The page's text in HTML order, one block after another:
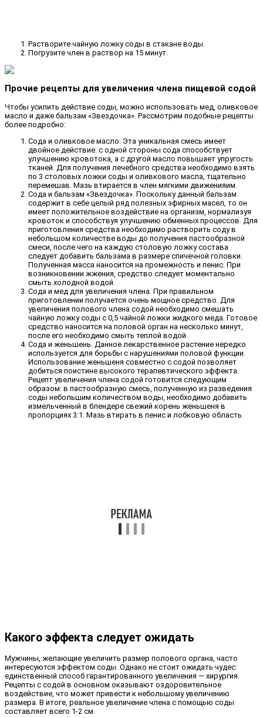
Растворите чайную ложку соды в стакане воды.
Погрузите член в раствор на 15 минут.
Прочие рецепты для увеличения члена пищевой содой
Чтобы усилить действие соды, можно использовать мед, оливковое
масло и даже бальзам «Звездочка». Рассмотрим подобные рецепты
более подробно:
Сода и оливковое масло. Эта уникальная смесь имеет
двойное действие: с одной стороны сода способствует
улучшению кровотока, а с другой масло повышает упругость
тканей. Для получения лечебного средства необходимо взять
по 3 столовых ложки соды и оливкового масла, тщательно
перемешав. Мазь втирается в член мягкими движенияим.
Сода и бальзам «Звездочка». Поскольку данный бальзам
содержит в себе целый ряд полезных эфирных масел, то он
имеет положительное воздействие на организм, нормализуя
кровоток и способствуя улучшению обменных процессов. Для
приготовления средства необходимо растворить соду в
небольшом количестве воды до получения пастообразной
смеси, после чего на каждую столовую ложку состава
следует добавить бальзама в размере спичечной головки.
Полученная масса наносится на промежность и пенис. При
возникновении жжения, средство следует моментально
смыть холодной водой.
Сода и мед для увеличения члена. При правильном
приготовлении получается очень мощное средство. Для
увеличения полового члена содой необходимо смешать
чайную ложку соды с 0,5 чайной ложки жидкого меда. Готовое
средство наносится на половой орган на несколько минут,
после его необходимо смыть теплой водой.
Сода и женьшень. Данное лекарственное растение нередко
используется для борьбы с нарушениями половой функции.
Использование женьшеня совместно с содой позволяет
добиться поистине высокого терапевтического эффекта.
Рецепт увеличения члена содой готовится следующим
образом: в пастообразную смесь, полученную из разведения
соды небольшим количеством воды, необходимо добавить
измельченный в блендере свежий корень женьшеня в
пропорциях 3:1. Мазь втирать в пенис и лобковую область.
Какого эффекта следует ожидать
Мужчины, желающие увеличить размер полового органа, часто
интересуются эффектом соды. Однако не стоит ожидать чудес:
единственный способ гарантированного увеличения — хирургия.
Рецепты с содой в основном оказывают оздоровительное
воздействие, что может привести к небольшому увеличению
размера. В итоге, реальное увеличение члена с помощью соды
составляет всего 1-2 см.